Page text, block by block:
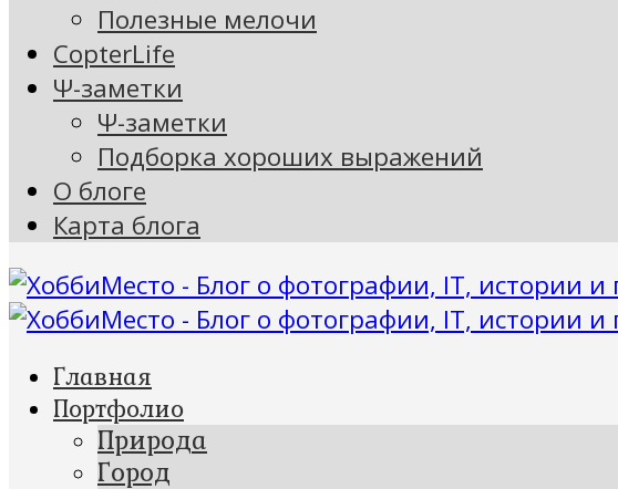
Полезные мелочи
CopterLife
Ψ-заметки
Ψ-заметки
Подборка хороших выражений
О блоге
Карта блога
Главная
Портфолио
Природа
Город